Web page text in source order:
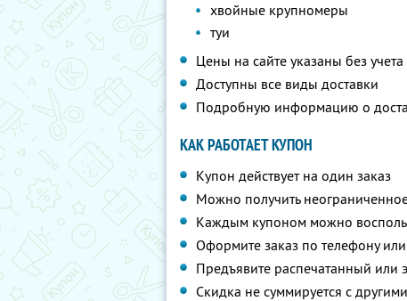
хвойные крупномеры
туи
Цены на сайте указаны без
Доступны все виды доставки
Подробную информацию о
КАК РАБОТАЕТ КУПОН
Купон действует на один заказ
Можно получить
Каждым купоном можно
Оформите заказ по телефону
Предъявите распечатанный или
Скидка не суммируется с